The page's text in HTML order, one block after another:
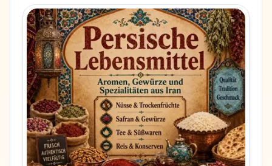
سوپرمارکت حبیب زاده در افنباخ، هسن. سوپرمارکت ایرانی در
ایالت
هسن
شهر
افنباخ
آدرس
Friedensstraße 22
کد پستی
63179
تلفن
01638707214